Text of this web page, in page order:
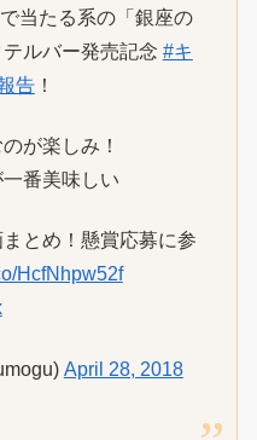
当たる系の「銀座の
ルバー発売記念 #キ
告！
が楽しみ！
番美味しい
とめ！懸賞応募に参
HcfNhpw52f
April 28, 2018